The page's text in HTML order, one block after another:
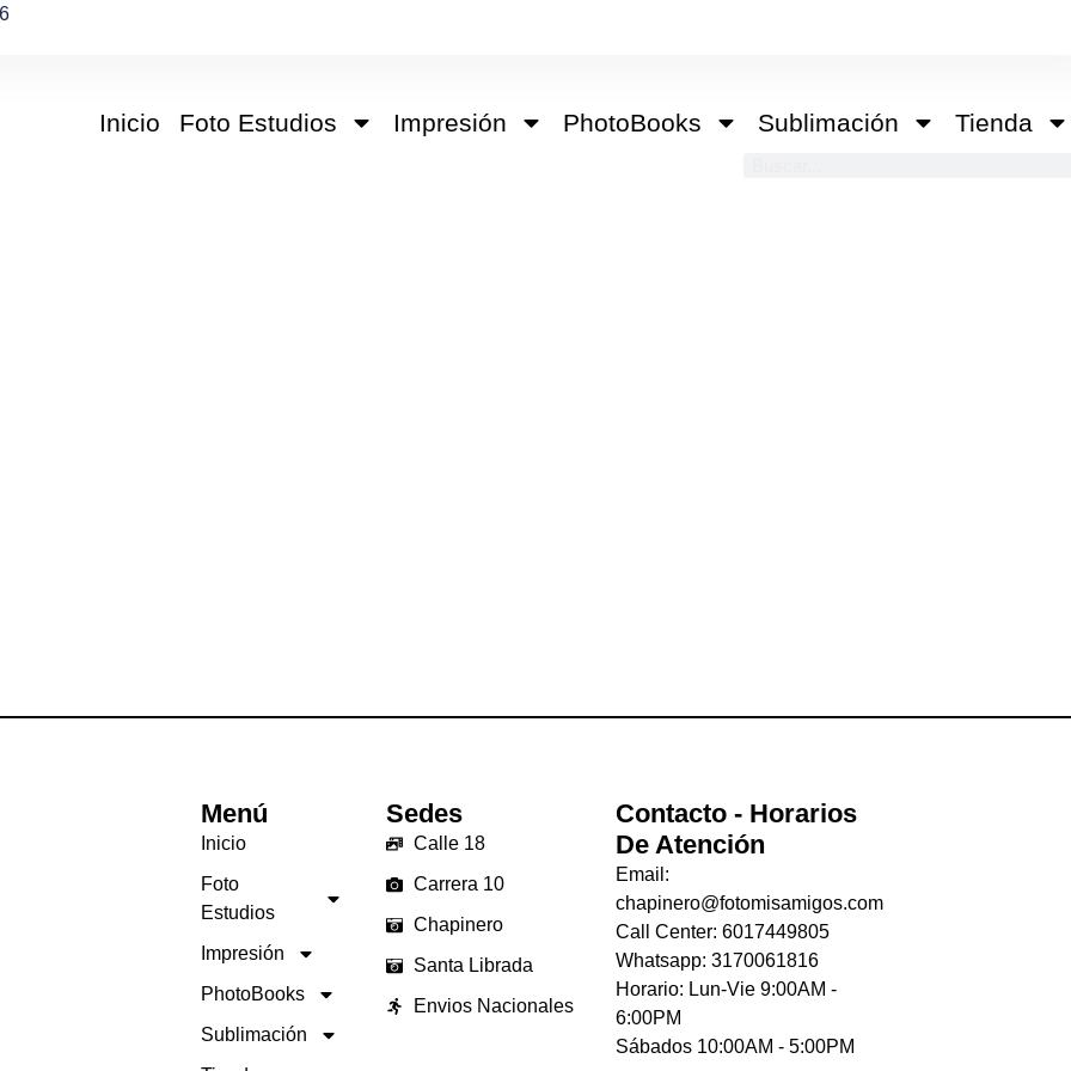
Inicio Foto Estudios Impresión PhotoBooks Sublimación Tienda
Menú
Inicio
Foto
Estudios
Impresión
PhotoBooks
Sublimación
Sedes
Calle 18
Carrera 10
Chapinero
Santa Librada
Envios Nacionales
Contacto - Horarios
De Atención
Email:
chapinero@fotomisamigos.com
Call Center: 6017449805
Whatsapp: 3170061816
Horario: Lun-Vie 9:00AM -
6:00PM
Sábados 10:00AM - 5:00PM